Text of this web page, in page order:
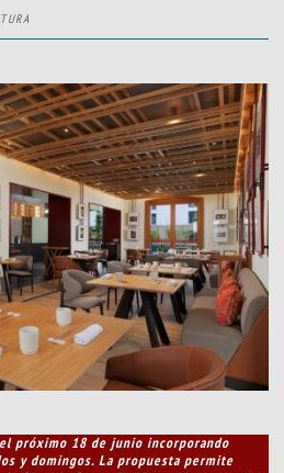
próximo 18 de junio incorporando
y domingos. La propuesta permite